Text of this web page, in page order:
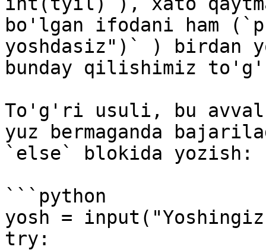
bo'lgan ifodani ham
yoshdasiz")` ) birdan
bunday qilishimiz
To'g'ri usuli, bu avval
yuz bermaganda
`else` blokida yozish:
```python
yosh =
try: